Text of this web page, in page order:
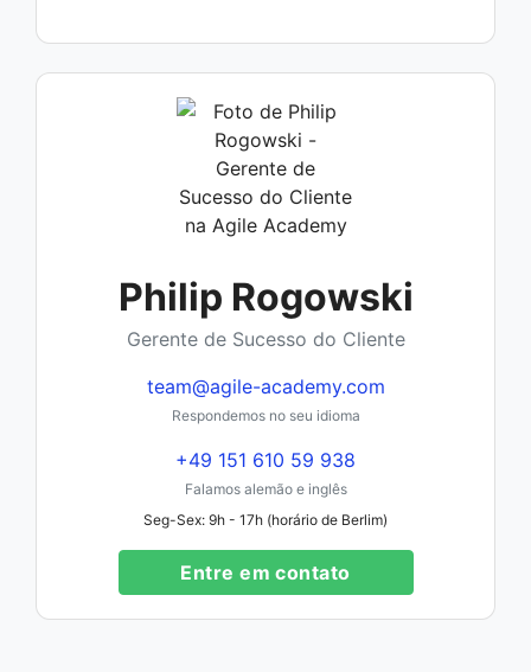
Philip Rogowski
Gerente de Sucesso do Cliente
team@agile-academy.com
Respondemos no seu idioma
+49 151 610 59 938
Falamos alemão e inglês
Seg-Sex: 9h - 17h (horário de Berlim)
Entre em contato